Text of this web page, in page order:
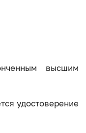
высшим
удостоверение